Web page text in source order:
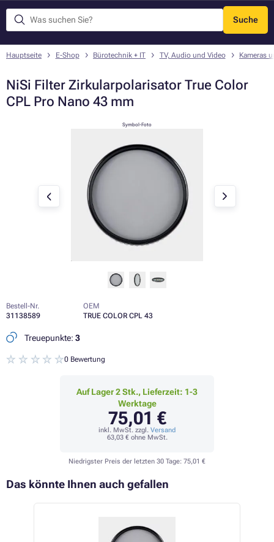
Suche
Menü
Hauptseite E-Shop Bürotechnik + IT TV, Audio und Video Kameras
NiSi Filter Zirkularpolarisator True Color
CPL Pro Nano 43 mm
Symbol-Foto
Bestell-Nr.
31138589
OEM
TRUE COLOR CPL 43
Treuepunkte: 3
0 Bewertung
Auf Lager 2 Stk., Lieferzeit: 1-3
Werktage
75,01 €
inkl. MwSt. zzgl. Versand
63,03 €ohne MwSt.
Niedrigster Preis der letzten 30 Tage: 75,01 €
Das könnte Ihnen auch gefallen